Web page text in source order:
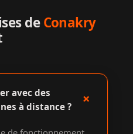
deConakry
avec des
à distance ?
+